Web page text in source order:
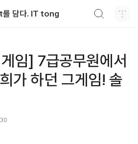
를 담다. IT tong
임] 7급공무원에서
가 하던 그게임! 솔